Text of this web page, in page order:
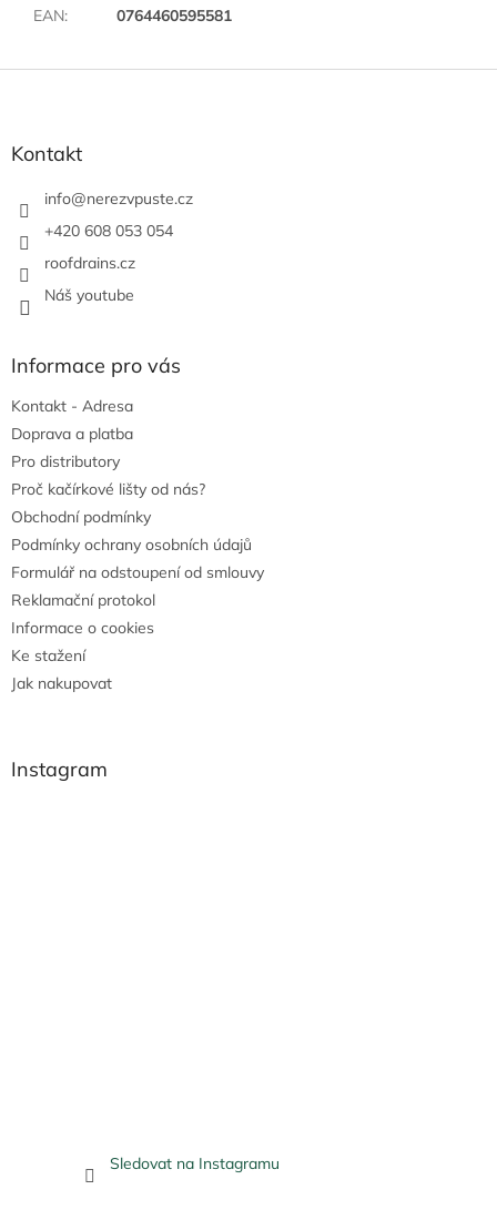
EAN: 0764460595581
Z
Kontakt
info@nerezvpuste.cz
+420 608 053 054
roofdrains.cz
Náš youtube
Informace pro vás
Kontakt - Adresa
Doprava a platba
Pro distributory
Proč kačírkové lišty od nás?
Obchodní podmínky
Podmínky ochrany osobních údajů
Formulář na odstoupení od smlouvy
Reklamační protokol
Informace o cookies
Ke stažení
Jak nakupovat
Instagram
Sledovat na Instagramu